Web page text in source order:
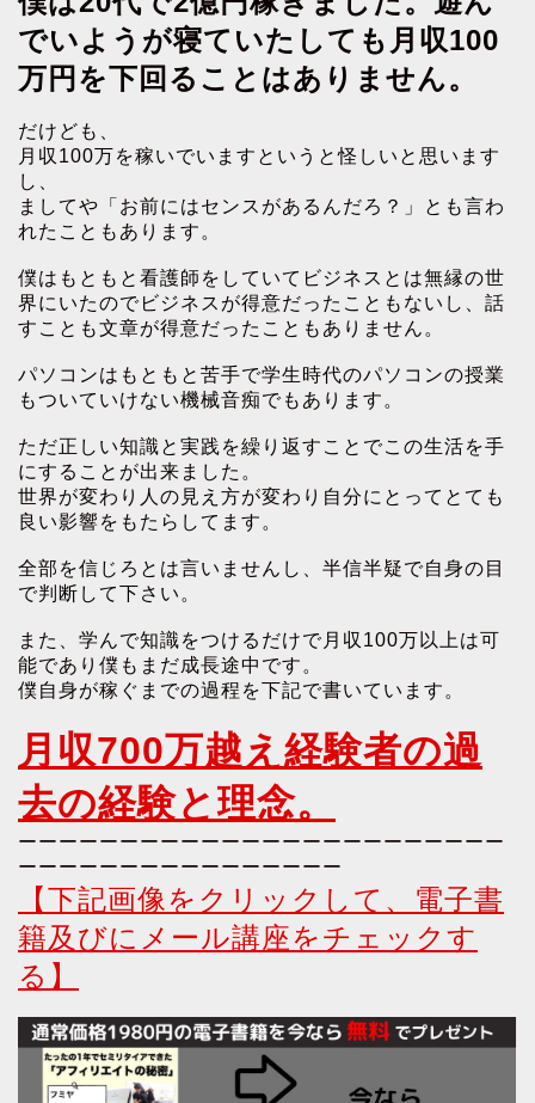
でいようが寝ていたしても月収100
万円を下回ることはありません。
だけども、
月収100万を稼いでいますというと怪しいと思います
し、
ましてや「お前にはセンスがあるんだろ？」とも言わ
れたこともあります。
僕はもともと看護師をしていてビジネスとは無縁の世
界にいたのでビジネスが得意だったこともないし、話
すことも文章が得意だったこともありません。
パソコンはもともと苦手で学生時代のパソコンの授業
もついていけない機械音痴でもあります。
ただ正しい知識と実践を繰り返すことでこの生活を手
にすることが出来ました。
世界が変わり人の見え方が変わり自分にとってとても
良い影響をもたらしてます。
全部を信じろとは言いませんし、半信半疑で自身の目
で判断して下さい。
また、学んで知識をつけるだけで月収100万以上は可
能であり僕もまだ成長途中です。
僕自身が稼ぐまでの過程を下記で書いています。
月収700万越え経験者の過
去の経験と理念。
ーーーーーーーーーーーーーーーーーーーーーーーー
ーーーーーーーーーーーーーーーー
【下記画像をクリックして、電子書
籍及びにメール講座をチェックす
る】